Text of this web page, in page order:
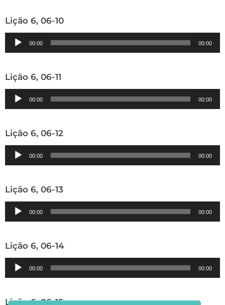
Lição 6, 06-10
Tocador
de
00:00 00:00
Lição 6, 06-11
Tocador
de
00:00 00:00
Lição 6, 06-12
Tocador
de
00:00 00:00
Lição 6, 06-13
Tocador
de
00:00 00:00
Lição 6, 06-14
Tocador
de
00:00 00:00
Lição 6, 06-15